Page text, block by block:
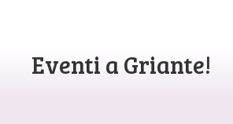
Eventi a Griante!